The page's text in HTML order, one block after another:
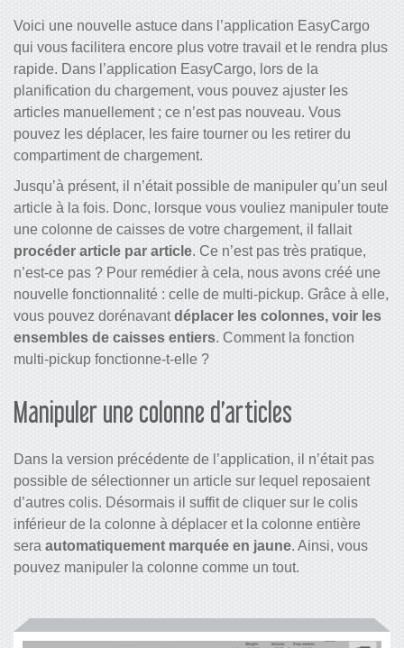
Voici une nouvelle astuce dans l’application EasyCargo
qui vous facilitera encore plus votre travail et le rendra plus
rapide. Dans l’application EasyCargo, lors de la
planification du chargement, vous pouvez ajuster les
articles manuellement ; ce n’est pas nouveau. Vous
pouvez les déplacer, les faire tourner ou les retirer du
compartiment de chargement.
Jusqu’à présent, il n’était possible de manipuler qu’un seul
article à la fois. Donc, lorsque vous vouliez manipuler toute
une colonne de caisses de votre chargement, il fallait
procéder article par article. Ce n’est pas très pratique,
n’est-ce pas ? Pour remédier à cela, nous avons créé une
nouvelle fonctionnalité : celle de multi-pickup. Grâce à elle,
vous pouvez dorénavantdéplacer les colonnes, voir les
ensembles de caisses entiers. Comment la fonction
multi-pickup fonctionne-t-elle ?
Manipuler une colonne d’articles
Dans la version précédente de l’application, il n’était pas
possible de sélectionner un article sur lequel reposaient
d’autres colis. Désormais il suffit de cliquer sur le colis
inférieur de la colonne à déplacer et la colonne entière
sera automatiquement marquée en jaune. Ainsi, vous
pouvez manipuler la colonne comme un tout.